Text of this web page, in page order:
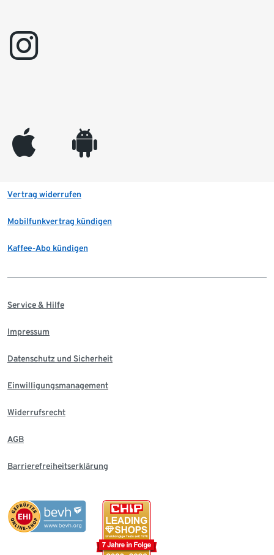
instagram
appleinc android
Vertrag widerrufen
Mobilfunkvertrag kündigen
Kaffee-Abo kündigen
Service & Hilfe
Impressum
Datenschutz und Sicherheit
Einwilligungsmanagement
Widerrufsrecht
AGB
Barrierefreiheitserklärung